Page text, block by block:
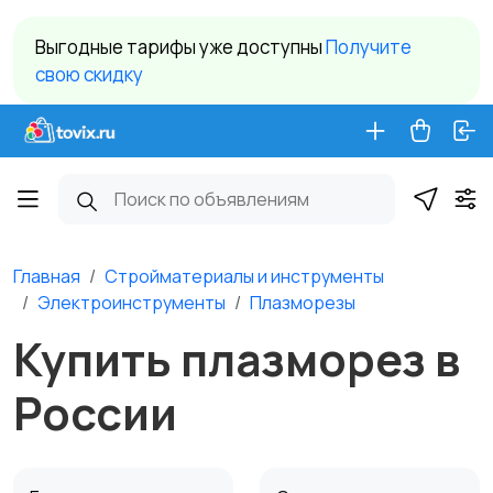
Выгодные тарифы уже доступныПолучите
свою скидку
Главная
Стройматериалы и инструменты
Электроинструменты
Плазморезы
Купить плазморез в
России